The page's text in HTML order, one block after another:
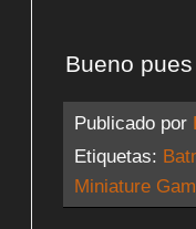
Bueno
Publicado por
Etiquetas:
Miniature